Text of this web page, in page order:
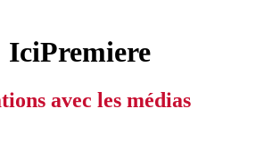
IciPremiere
avec les médias